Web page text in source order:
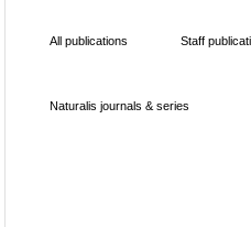
All publications Staff
Naturalis journals & series